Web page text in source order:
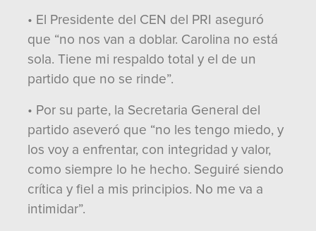
• El Presidente del CEN del PRI aseguró
que “no nos van a doblar. Carolina no está
sola. Tiene mi respaldo total y el de un
partido que no se rinde”.
• Por su parte, la Secretaria General del
partido aseveró que “no les tengo miedo, y
los voy a enfrentar, con integridad y valor,
como siempre lo he hecho. Seguiré siendo
crítica y fiel a mis principios. No me va a
intimidar”.